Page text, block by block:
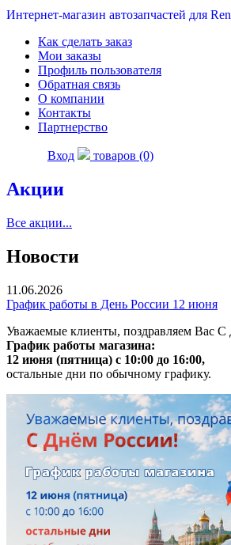
Интернет-магазин автозапчастей для
Как сделать заказ
Мои заказы
Профиль пользователя
Обратная связь
О компании
Контакты
Партнерство
Вход товаров (0)
Акции
Все акции...
Новости
11.06.2026
График работы в День России 12 июня
Уважаемые клиенты, поздравляем Вас
График работы магазина:
12 июня (пятница) с 10:00 до 16:00,
остальные дни по обычному графику.